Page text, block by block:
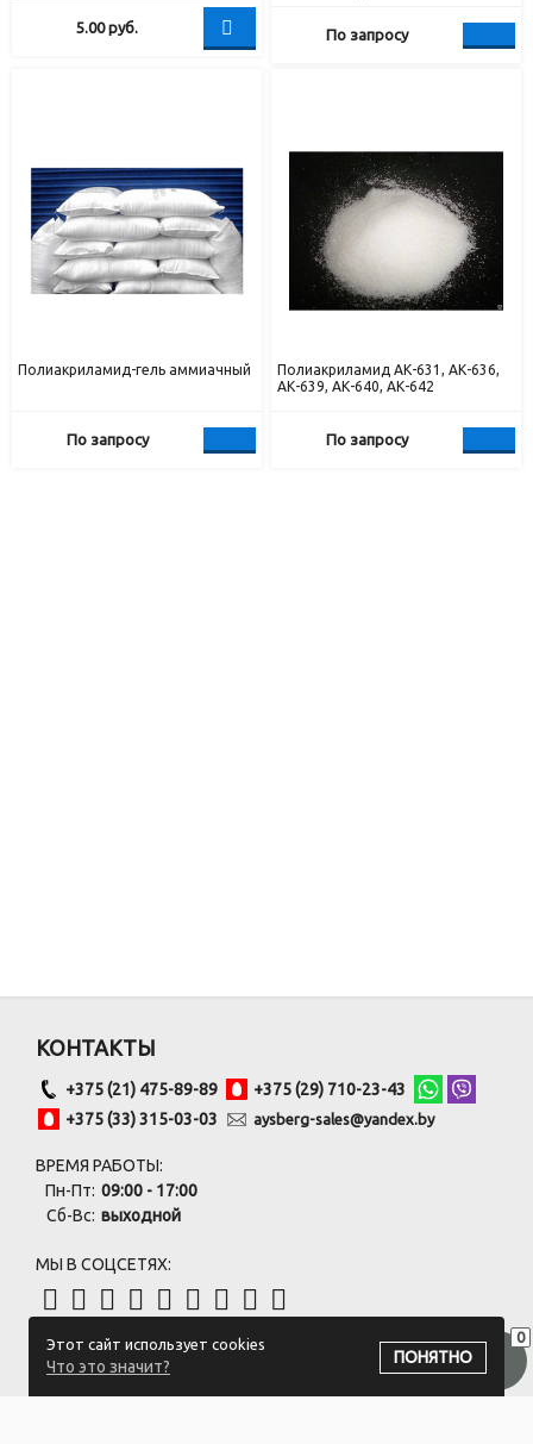
5.00руб. По запросу
Полиакриламид-гель аммиачный
По запросу
Полиакриламид АК-631, АК-636,
АК-639, АК-640, АК-642
По запросу
0
Этот сайт использует cookies
Что это значит?
ПОНЯТНО
КОНТАКТЫ
+375 (21) 475-89-89
+375 (29) 710-23-43
+375 (33) 315-03-03
aysberg-sales@yandex.by
ВРЕМЯ РАБОТЫ:
Пн-Пт: 09:00 - 17:00
Сб-Вс: выходной
МЫ В СОЦСЕТЯХ:
ПОДПИСАТЬСЯ НА РАССЫЛКУ